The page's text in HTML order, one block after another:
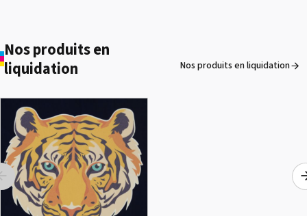
ROLAND DG VersaArt RE-640 /
OCCASION
Voir le détail
Nos produits en
liquidation
Nos produits en liquidation